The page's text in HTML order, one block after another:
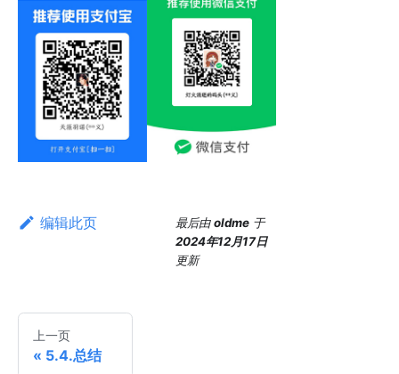
编辑此页 最后由oldme 于
2024年12月17日
更新
上一页
5.4.总结